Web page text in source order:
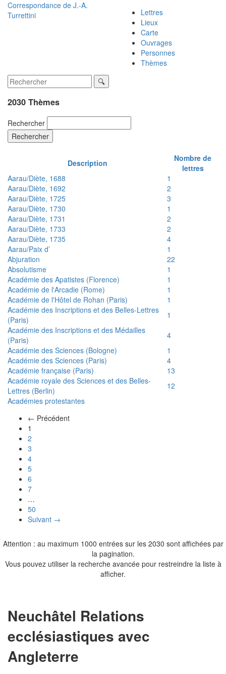
Correspondance de J.-A.
Turrettini
Lettres
Lieux
Carte
Ouvrages
Personnes
Thèmes
2030 Thèmes
Rechercher
Rechercher
Description
Nombre de
lettres
Aarau/Diète, 1688
1
Aarau/Diète, 1692
2
Aarau/Diète, 1725
3
Aarau/Diète, 1730
1
Aarau/Diète, 1731
2
Aarau/Diète, 1733
2
Aarau/Diète, 1735
4
Aarau/Paix d’
1
Abjuration
22
Absolutisme
1
Académie des Apatistes (Florence)
1
Académie de l'Arcadie (Rome)
1
Académie de l'Hôtel de Rohan (Paris)
1
Académie des Inscriptions et des Belles-Lettres
(Paris)
1
Académie des Inscriptions et des Médailles
(Paris)
4
Académie des Sciences (Bologne)
1
Académie des Sciences (Paris)
4
Académie française (Paris)
13
Académie royale des Sciences et des Belles-
Lettres (Berlin)
12
Académies protestantes
← Précédent
1
2
3
4
5
6
7
…
50
Suivant →
Attention : au maximum 1000 entrées sur les 2030 sont affichées par
la pagination.
Vous pouvez utiliser la recherche avancée pour restreindre la liste à
afficher.
Neuchâtel Relations
ecclésiastiques avec
Angleterre